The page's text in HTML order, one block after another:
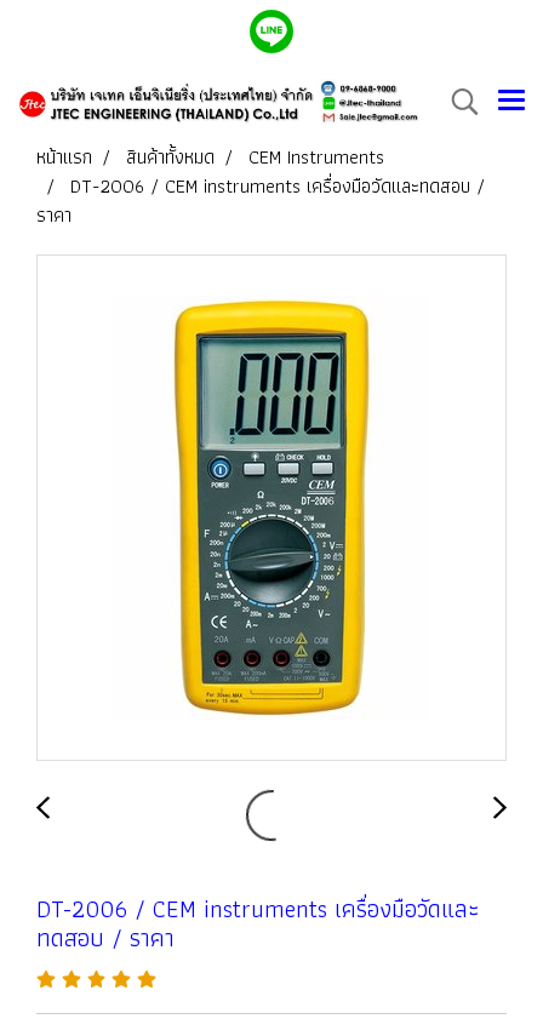
หน้าแรก สินค้าทั้งหมด
CEM Instruments
DT-2006 / CEM instruments เครื่องมือวัดและทดสอบ /
ราคา
DT-2006 / CEM instruments เครื่องมือวัดและ
ทดสอบ / ราคา